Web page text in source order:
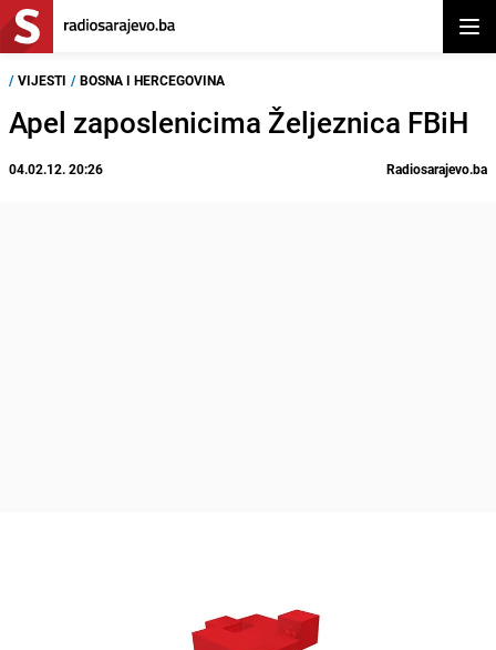
/ VIJESTI / BOSNA I HERCEGOVINA
Apel zaposlenicima Željeznica FBiH
04.02.12. 20:26 Radiosarajevo.ba